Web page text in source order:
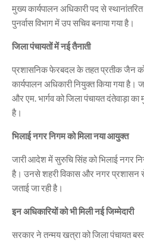
मुख्य कार्यपालन अधिकारी पद से
पुनर्वास विभाग में उप सचिव बनाया गया है।
जिला पंचायतों में नई तैनाती
प्रशासनिक फेरबदल के तहत प्रतीक जैन को
कार्यपालन अधिकारी नियुक्त किया गया है।
और एम. भार्गव को जिला पंचायत दंतेवाड़ा का
है।
भिलाई नगर निगम को मिला नया आयुक्त
जारी आदेश में सुरुचि सिंह को भिलाई नगर
है। उनसे शहरी विकास और नगर प्रशासन
जताई जा रही है।
इन अधिकारियों को भी मिली नई जिम्मेदारी
सरकार ने तन्मय खत्रा को जिला पंचायत